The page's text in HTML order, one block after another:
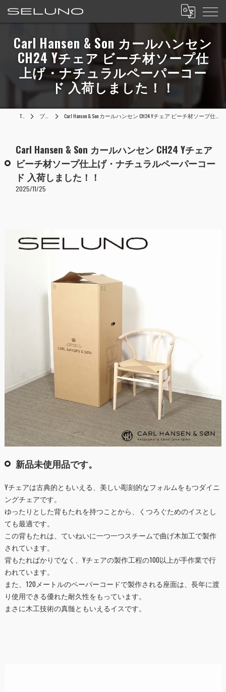
Carl Hansen & Son カールハンセン
CH24 Yチェア ビーチ材ソープ仕
上げ・ナチュラルペーパーコー
ド 入荷しました！！
TOP ブログ Carl Hansen & Son カールハンセン CH24 Yチェア ビーチ材ソープ仕上げ・ナチュラルペーパーコード 入荷しました！！
Carl Hansen & Son カールハンセン CH24 Yチェア
ビーチ材ソープ仕上げ・ナチュラルペーパーコー
ド 入荷しました！！
2025/11/25
新品未使用品です。
Yチェアは古典的ともいえる、美しい彫刻的なフォルムをもつダイニ
ングチェアです。
ゆったりとした背もたれを持つことから、くつろぐためのイスとし
ても最適です。
この背もたれは、ていねいに一つ一つスチームで曲げ木加工で製作
されています。
背もたればかりでなく、Yチェアの製作工程の100以上が手作業で行
われています。
また、120メートルのペーパーコードで製作される座面は、長年に渡
り使用できる優れた耐久性をもっています。
まさに木工技術の真髄ともいえるイスです。